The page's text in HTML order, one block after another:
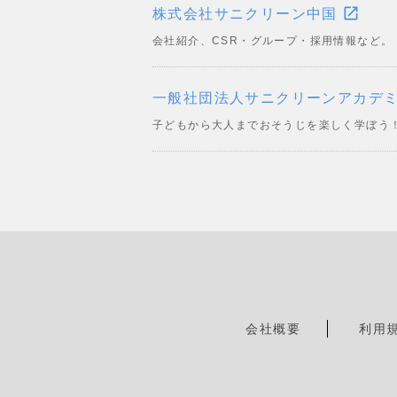
株式会社サニクリーン中国 open_in_new
会社紹介、CSR・グループ・採用情報など。
一般社団法人サニクリーンアカデ
子どもから大人までおそうじを楽しく学ぼう！
会社概要 利用